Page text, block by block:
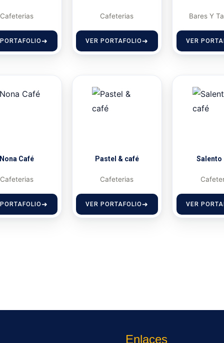
Cafeterias Cafeterias
VER PORTAFOLIO
Bares Y
VER
Café
Cafeterias
Pastel & café
Cafeterias
VER PORTAFOLIO
Salento
VER
Enlaces